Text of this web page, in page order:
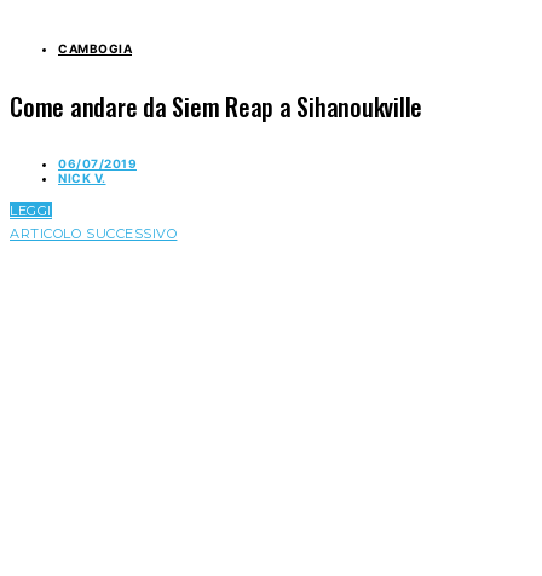
CAMBOGIA
Come andare da Siem Reap a Sihanoukville
06/07/2019
NICK V.
LEGGI
ARTICOLO SUCCESSIVO